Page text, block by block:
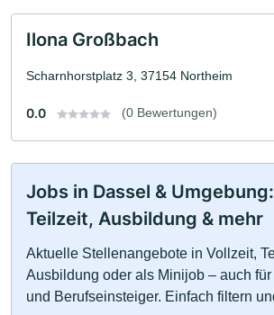
Ilona Großbach
Scharnhorstplatz 3, 37154 Northeim
0.0 (0 Bewertungen)
Jobs in Dassel &
Teilzeit, Ausbildung & mehr
Aktuelle Stellenangebote in Vollzeit,
Ausbildung oder als Minijob – auch
und Berufseinsteiger. Einfach filtern